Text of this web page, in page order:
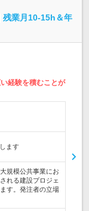
残業月10-15h＆年
経験を積むことが
ます
規模公共事業にお
れる建設プロジェ
す。発注者の立場